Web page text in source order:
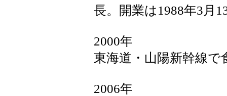
長。開業は1988年3月
2000年
東海道・山陽新幹線で
2006年